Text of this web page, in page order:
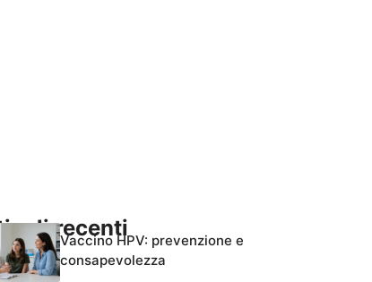
recenti
Vaccino HPV: prevenzione e
consapevolezza